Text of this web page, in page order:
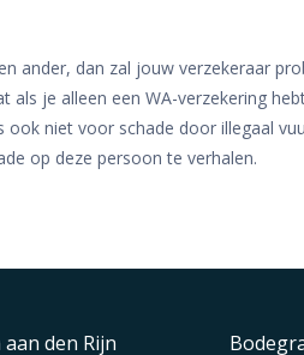
ander, dan zal jouw verzekeraar
je alleen een WA-verzekering
niet voor schade door illegaal
op deze persoon te verhalen.
den Rijn